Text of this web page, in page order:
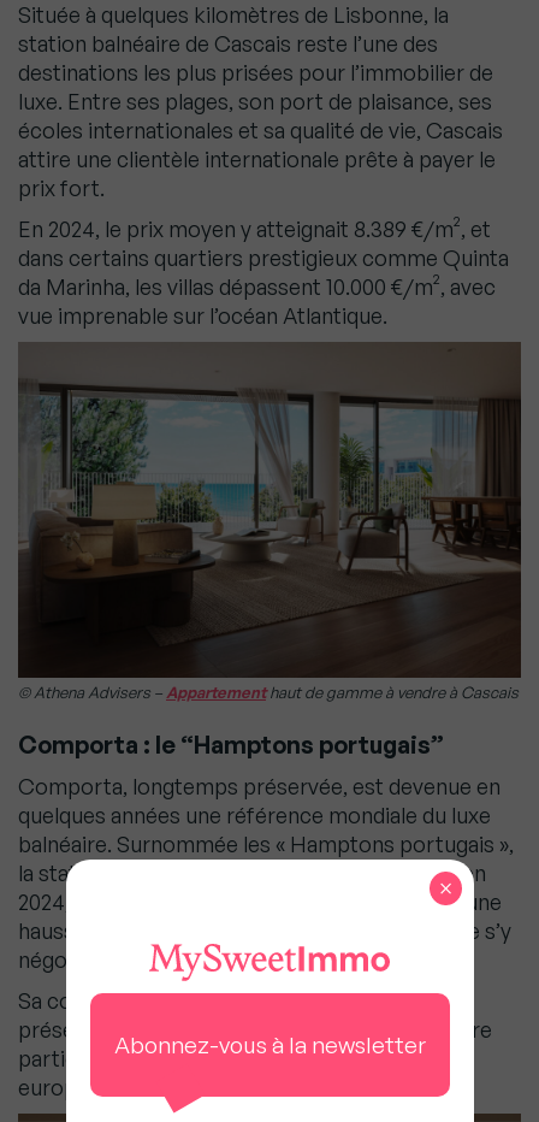
Située à quelques kilomètres de Lisbonne, la
station balnéaire de Cascais reste l’une des
destinations les plus prisées pour l’immobilier de
luxe. Entre ses plages, son port de plaisance, ses
écoles internationales et sa qualité de vie, Cascais
attire une clientèle internationale prête à payer le
prix fort.
En 2024, le prix moyen y atteignait 8.389 €/m², et
dans certains quartiers prestigieux comme Quinta
da Marinha, les villas dépassent 10.000 €/m², avec
vue imprenable sur l’océan Atlantique.
© Athena Advisers – Appartementhaut de gamme à vendre à Cascais
Comporta : le “Hamptons portugais”
Comporta, longtemps préservée, est devenue en
quelques années une référence mondiale du luxe
balnéaire. Surnommée les « Hamptons portugais »,
la station connaît une flambée spectaculaire : en
2024, le prix moyen atteignait 9.000 €/m², soit une
hausse de 28,5% en un an. Les villas de prestige s’y
négocient désormais jusqu’à 15.000 €/m².
Sa combinaison de plages sauvages, de nature
préservée et d’un style de vie bohème chic attire
particulièrement les acheteurs américains et
européens fortunés.
Abonnez-vous à la newsletter
×